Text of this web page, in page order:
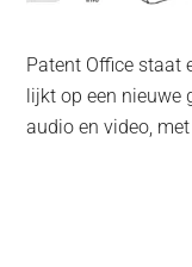
Patent Office staat
lijkt op een nieuwe
audio en video, met